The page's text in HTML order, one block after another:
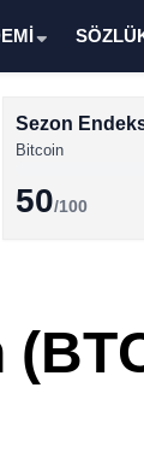
Sezon
Bitcoin
50/100